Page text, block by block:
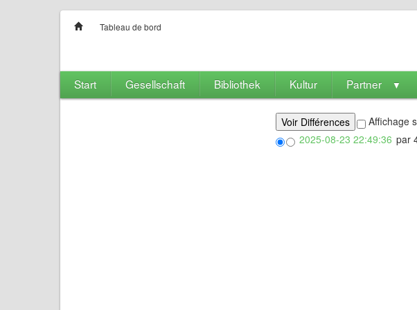
Tableau de bord
Start Gesellschaft Bibliothek Kultur Partner ▼
Affichage
2025-08-23 22:49:36 par